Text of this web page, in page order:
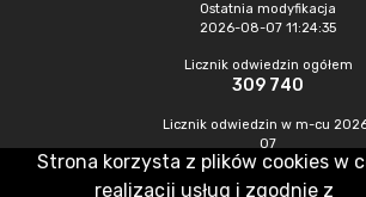
Ostatnia modyfikacja
2026-08-07 11:24:35
Licznik odwiedzin ogółem
309 740
Licznik odwiedzin w m-cu
07
438
Strona korzysta z plików cookies w
realizacji usług i zgodnie z